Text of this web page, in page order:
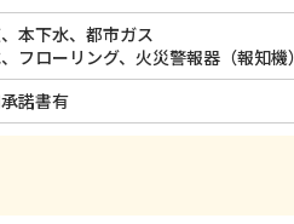
本下水、都市ガス
フローリング、火災警報器（報知機）
諾書有